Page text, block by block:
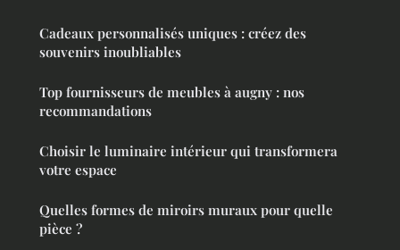
Cadeaux personnalisés uniques : créez des
souvenirs inoubliables
Top fournisseurs de meubles à augny : nos
recommandations
Choisir le luminaire intérieur qui transformera
votre espace
Quelles formes de miroirs muraux pour quelle
pièce ?